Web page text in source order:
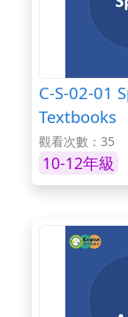
C-S-02-01
Textbooks
觀看次數：35
10-12年級